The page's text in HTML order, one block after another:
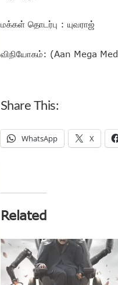
மக்கள் தொடர்பு : யுவராஜ்
விநியோகம்: (Aan Mega
Share This:
WhatsApp X
Related